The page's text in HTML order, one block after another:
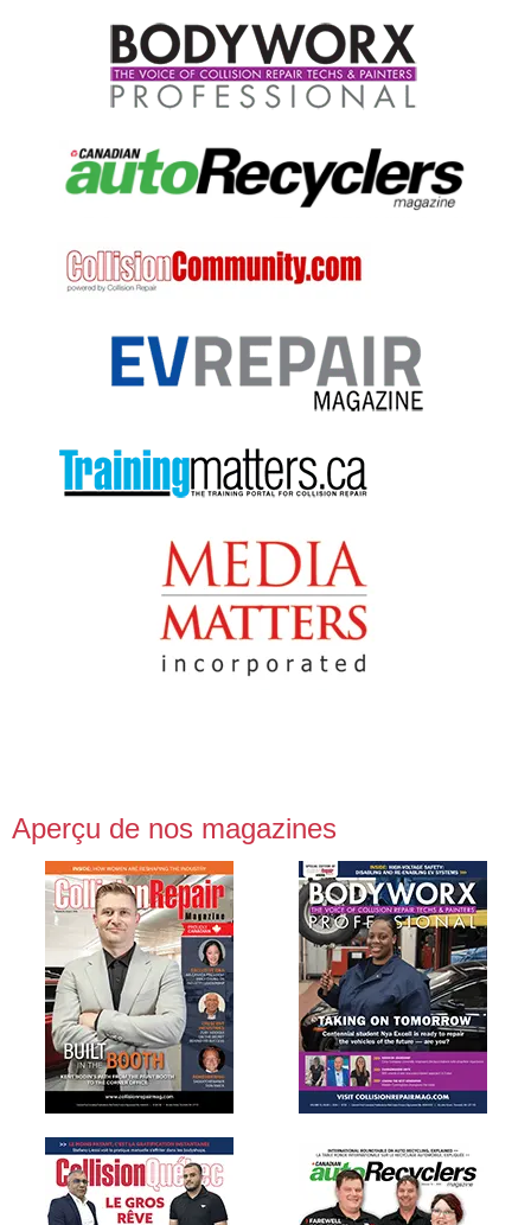
Aperçu de nos magazines